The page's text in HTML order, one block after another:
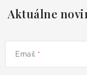
Aktuálne
Email